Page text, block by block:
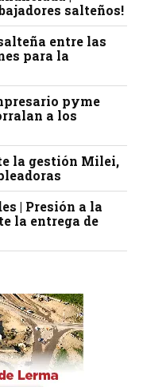
salteños!
entre las
para la
pyme
a los
la gestión Milei,
| Presión a la
la entrega de